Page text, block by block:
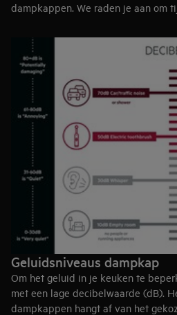
dampkappen. We raden je aan om
te gaan of dergelijke voorschriften
Aangezien dampen en geuren
buren, raden we ook aan om aan
voor de plaatsing van een
op een dampkap. Het is belangrijk
hoog mogelijk te plaatsen en een
tot de ramen van de buren te
Geluidsniveaus dampkap
Om het geluid in je keuken te
met een lage decibelwaarde (dB).
dampkappen hangt af van het